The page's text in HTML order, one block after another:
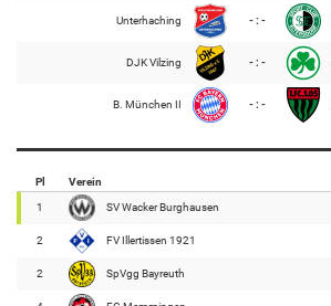
Unterhaching - : -
DJK Vilzing - : -
B. München II - : -
Pl Verein
1 SV Wacker Burghausen
2 FV Illertissen 1921
2 SpVgg Bayreuth